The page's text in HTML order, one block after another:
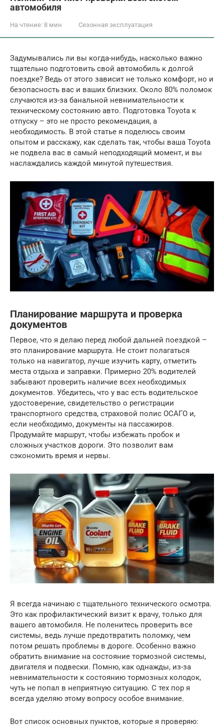
автомобиля
На чтение: 8 мин Сезонная эксплуатация
Задумывались ли вы когда-нибудь, насколько важно
тщательно подготовить свой автомобиль к долгой
поездке? Ведь от этого зависит не только комфорт, но и
безопасность вас и ваших близких. Около 80% поломок
случаются из-за банальной невнимательности к
техническому состоянию авто. Подготовка Toyota к
отпуску – это не просто рекомендация, а
необходимость. В этой статье я поделюсь своим
опытом и расскажу, как сделать так, чтобы ваша Toyota
не подвела вас в самый неподходящий момент, и вы
наслаждались каждой минутой путешествия.
Планирование маршрута и проверка
документов
Первое, что я делаю перед любой дальней поездкой –
это планирование маршрута. Не стоит полагаться
только на навигатор, лучше изучить карту, отметить
места отдыха и заправки. Примерно 20% водителей
забывают проверить наличие всех необходимых
документов. Убедитесь, что у вас есть водительское
удостоверение, свидетельство о регистрации
транспортного средства, страховой полис ОСАГО и,
если необходимо, документы на пассажиров.
Продумайте маршрут, чтобы избежать пробок и
сложных участков дороги. Это позволит вам
сэкономить время и нервы.
Я всегда начинаю с тщательного технического осмотра.
Это как профилактический визит к врачу, только для
вашего автомобиля. Не поленитесь проверить все
системы, ведь лучше предотвратить поломку, чем
потом решать проблемы в дороге. Особенно важно
обратить внимание на состояние тормозной системы,
двигателя и подвески. Помню, как однажды, из-за
невнимательности к состоянию тормозных колодок,
чуть не попал в неприятную ситуацию. С тех пор я
всегда уделяю этому вопросу особое внимание.
Вот список основных пунктов, которые я проверяю: